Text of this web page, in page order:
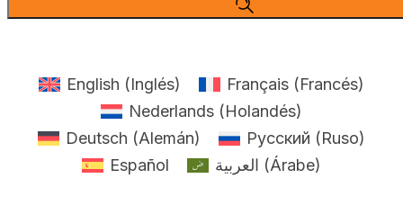
English (Inglés) Français (Francés)
Nederlands (Holandés)
Deutsch (Alemán) Русский (Ruso)
Español
العربية (Árabe)